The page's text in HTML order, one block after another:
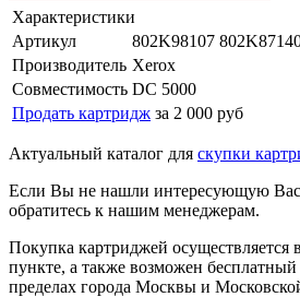
Характеристики
Артикул
802K98107
Производитель Xerox
Совместимость DC 5000
Продать картридж за 2 000 руб
Актуальный каталог для скупки
Если Вы не нашли интересующую Вас
обратитесь к нашим менеджерам.
Покупка картриджей
пункте, а также возможен бесплатный
пределах города Москвы и